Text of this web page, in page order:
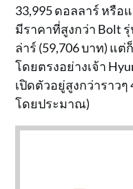
33,995 ดอลลาร์ หรือ
มีราคาที่สูงกว่า Bolt
ล่าร์ (59,706 บาท) แ
โดยตรงอย่างเจ้า
เปิดตัวอยู่สูงกว่าราวๆ
โดยประมาณ)